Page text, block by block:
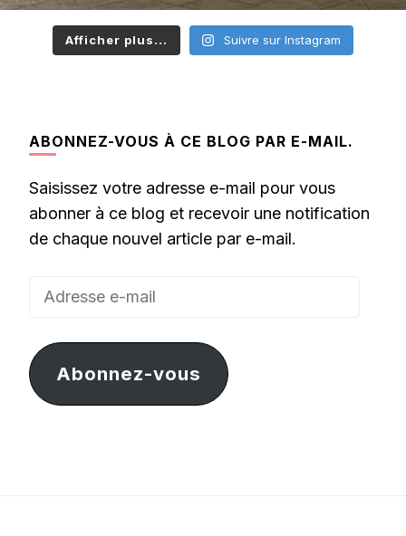
Afficher plus... Suivre sur Instagram
ABONNEZ-VOUS À CE BLOG PAR E-MAIL.
Saisissez votre adresse e-mail pour vous
abonner à ce blog et recevoir une notification
de chaque nouvel article par e-mail.
Adresse
mail
Abonnez-vous